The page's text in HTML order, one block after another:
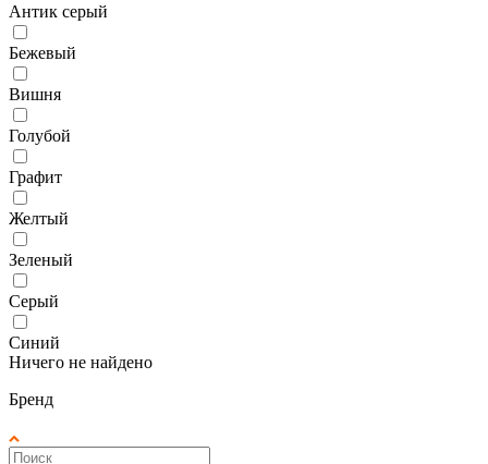
Антик серый
Бежевый
Вишня
Голубой
Графит
Желтый
Зеленый
Серый
Синий
Ничего не найдено
Бренд